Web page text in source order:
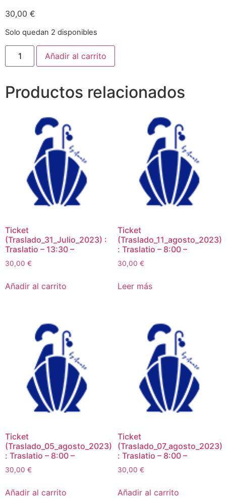
30,00 €
Solo quedan 2 disponibles
Añadir al carrito
Productos relacionados
Ticket
(Traslado_31_Julio_2023) :
Traslatio – 13:30 –
30,00 €
Añadir al carrito
Ticket
(Traslado_11_agosto_2023)
: Traslatio – 8:00 –
30,00 €
Leer más
Ticket
(Traslado_05_agosto_2023)
: Traslatio – 8:00 –
30,00 €
Añadir al carrito
Ticket
(Traslado_07_agosto_2023)
: Traslatio – 8:00 –
30,00 €
Añadir al carrito